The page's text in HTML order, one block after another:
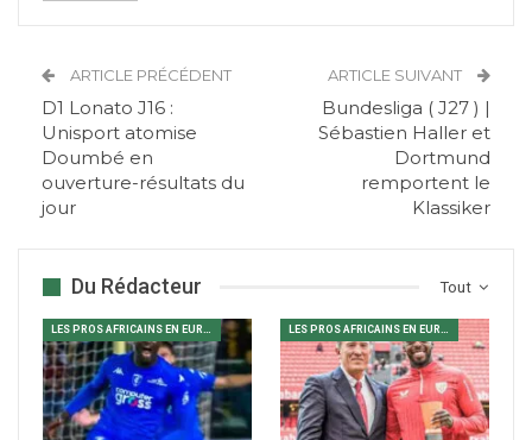
ARTICLE PRÉCÉDENT
D1 Lonato J16 :
Unisport atomise
Doumbé en
ouverture-résultats du
jour
ARTICLE SUIVANT
Bundesliga ( J27 ) |
Sébastien Haller et
Dortmund
remportent le
Klassiker
Tout
Du Rédacteur